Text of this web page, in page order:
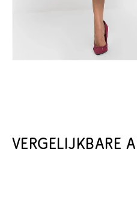
VERGELIJKBARE